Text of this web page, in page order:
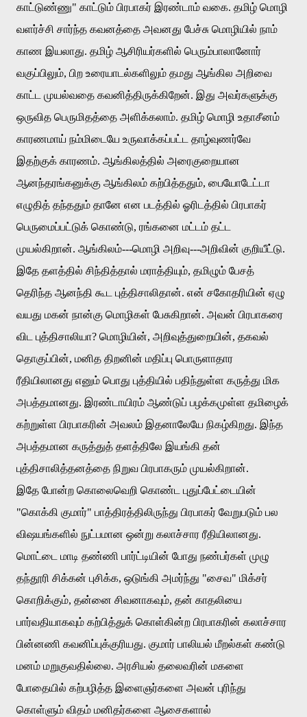
காட்டுண்ணு" காட்டும் பிரபாகர் இரண்டாம் வகை. தமிழ் மொழி
வளர்ச்சி சார்ந்த கவனத்தை அவனது பேச்சு மொழியில் நாம்
காண இயலாது. தமிழ் ஆசிரியர்களில் பெரும்பாலானோர்
வகுப்பிலும், பிற உரையாடல்களிலும் தமது ஆங்கில அறிவை
காட்ட
முயல்வதை கவனித்திருக்கிறேன். இது அவர்களுக்கு
ஒருவித பெருமிதத்தை அளிக்கலாம். தமிழ் மொழி உதாசீனம்
காரணமாய் நம்மிடையே உருவாக்கப்பட்ட
தாழ்வுணர்வே
இதற்குக் காரணம். ஆங்கிலத்தில் அரைகுறையான
ஆனந்தரங்கனுக்கு ஆங்கிலம் கற்பித்ததும், பையோடேட்டா
எழுதித் தந்ததும் தானே என படத்தில் ஓரிடத்தில் பிரபாகர்
பெருமைப்பட்டுக் கொண்டு, ரங்கனை மட்டம் தட்ட
முயல்கிறான். ஆங்கிலம்---மொழி அறிவு---அறிவின் குறியீட்டு.
இதே தளத்தில் சிந்தித்தால் மராத்தியும், தமிழும் பேசத்
தெரிந்த ஆனந்தி கூட புத்திசாலிதான். என் சகோதரியின் ஏழு
வயது மகன் நான்கு மொழிகள் பேசுகிறான். அவன் பிரபாகரை
விட
புத்திசாலியா? மொழியின், அறிவுத்துறையின், தகவல்
தொகுப்பின், மனித திறனின் மதிப்பு பொருளாதார
ரீதியிலானது எனும் பொது புத்தியில் பதிந்துள்ள கருத்து மிக
அபத்தமானது. இரண்டாயிரம் ஆண்டுப் பழக்கமுள்ள தமிழைக்
கற்றுள்ள பிரபாகரின் அவலம் இதனாலேயே நிகழ்கிறது. இந்த
அபத்தமான கருத்துத் தளத்திலே இயங்கி தன்
புத்திசாலித்தனத்தை நிறுவ பிரபாகரும் முயல்கிறான்.
இதே போன்ற கொலைவெறி கொண்ட
புதுப்பேட்டையின்
"கொக்கி குமார்" பாத்திரத்திலிருந்து பிரபாகர் வேறுபடும் பல
விஷயங்களில் நுட்பமான ஒன்று கலாச்சார ரீதியிலானது.
மொட்டை
மாடி தண்ணி பார்ட்டியின் போது நண்பர்கள் முழு
தந்தூரி சிக்கன் புசிக்க, ஒடுங்கி அமர்ந்து "சைவ" மிக்சர்
கொறிக்கும், தன்னை சிவனாகவும், தன் காதலியை
பார்வதியாகவும் கற்பித்துக் கொள்கின்ற பிரபாகரின் கலாச்சார
பின்னணி கவனிப்புக்குரியது. குமார் பாலியல் மீறல்கள் கண்டு
மனம் மறுகுவதில்லை. அரசியல் தலைவரின் மகளை
போதையில் கற்பழித்த இளைஞர்களை அவன் புரிந்து
கொள்ளும் விதம் மனிதர்களை ஆசைகளால்